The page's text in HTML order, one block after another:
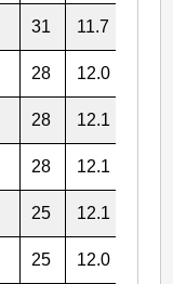
31 11.7
28 12.0
28 12.1
28 12.1
25 12.1
25 12.0